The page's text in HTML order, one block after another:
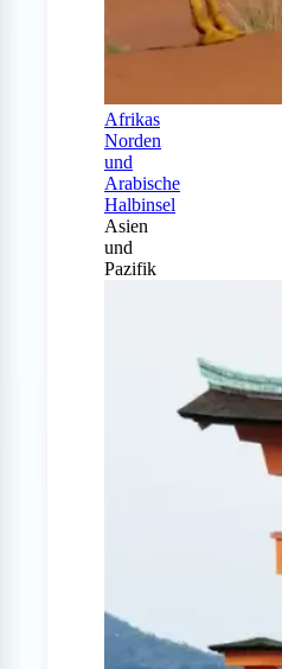
Afrikas
Norden
und
Arabische
Halbinsel
Asien
und
Pazifik